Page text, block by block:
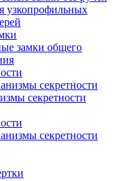
узкопрофильных
замки общего
секретности
секретности
секретности